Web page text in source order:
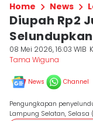
Home News
Diupah Rp2
08 Mei 2026, 16:03 WIB
Tama Wiguna
News Channel
Pengungkapan
Lampung Selatan,